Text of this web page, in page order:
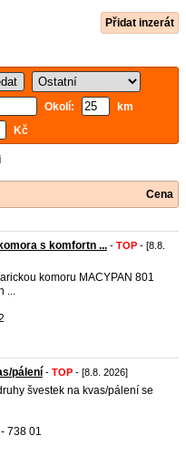
Přidat inzerát
Okolí:
km
Kč
Cena
s komfortn ... - TOP - [8.8.
komoru MACYPAN 801
...
pálení - TOP - [8.8. 2026]
švestek na kvas/pálení se
738 01